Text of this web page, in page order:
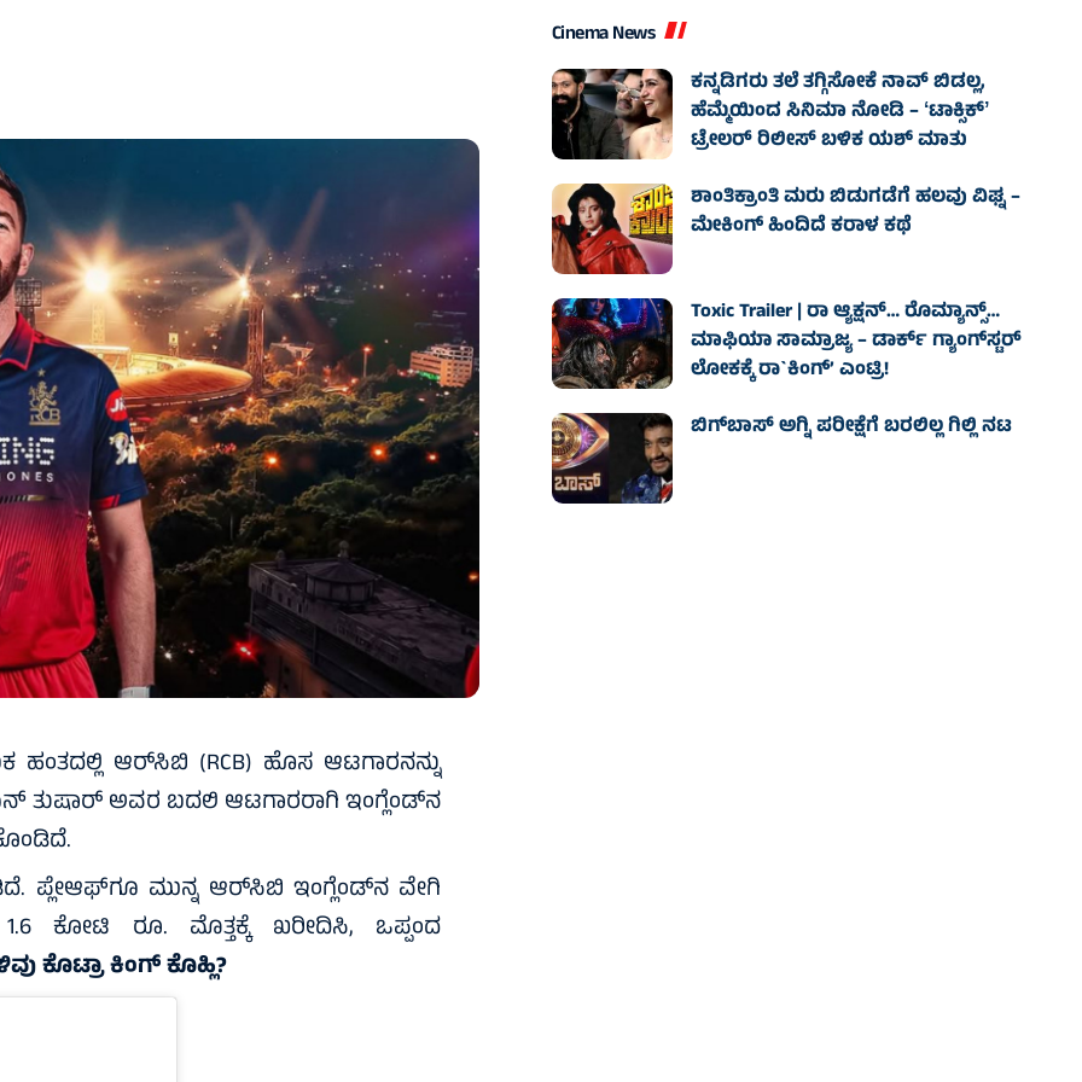
ಆರ್‌ಸಿಬಿ (RCB) ಹೊಸ ಆಟಗಾರನನ್ನು
ತುಷಾರ್‌ ಅವರ ಬದಲಿ ಆಟಗಾರರಾಗಿ ಇಂಗ್ಲೆಂಡ್‌ನ
ಪ್ಲೇಆಫ್‌ಗೂ ಮುನ್ನ ಆರ್‌ಸಿಬಿ ಇಂಗ್ಲೆಂಡ್‌ನ ವೇಗಿ
1.6 ಕೋಟಿ ರೂ. ಮೊತ್ತಕ್ಕೆ ಖರೀದಿಸಿ, ಒಪ್ಪಂದ
ಕೊಟ್ರಾ ಕಿಂಗ್‌ ಕೊಹ್ಲಿ?
Cinema News
ಕನ್ನಡಿಗರು ತಲೆ ತಗ್ಗಿಸೋಕೆ ನಾವ್‌ ಬಿಡಲ್ಲ,
ಹೆಮ್ಮೆಯಿಂದ ಸಿನಿಮಾ ನೋಡಿ – ʻಟಾಕ್ಸಿಕ್‌ʼ
ಟ್ರೇಲರ್‌ ರಿಲೀಸ್‌ ಬಳಿಕ ಯಶ್‌ ಮಾತು
ಶಾಂತಿಕ್ರಾಂತಿ ಮರು ಬಿಡುಗಡೆಗೆ ಹಲವು ವಿಘ್ನ –
ಮೇಕಿಂಗ್ ಹಿಂದಿದೆ ಕರಾಳ ಕಥೆ
Toxic Trailer | ರಾ ಆ್ಯಕ್ಷನ್‌… ರೊಮ್ಯಾನ್ಸ್‌…
ಮಾಫಿಯಾ ಸಾಮ್ರಾಜ್ಯ – ಡಾರ್ಕ್‌ ಗ್ಯಾಂಗ್‌ಸ್ಟರ್‌
ಲೋಕಕ್ಕೆ ರಾ`ಕಿಂಗ್‌’ ಎಂಟ್ರಿ!
ಬಿಗ್‌ಬಾಸ್ ಅಗ್ನಿ ಪರೀಕ್ಷೆಗೆ ಬರಲಿಲ್ಲ ಗಿಲ್ಲಿ ನಟ